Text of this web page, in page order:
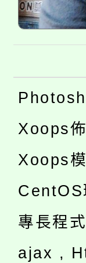
Xoops
Xoops
CentOS
專長程
ajax ,